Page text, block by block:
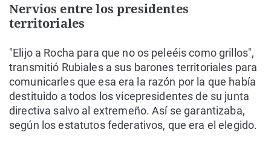
Nervios entre los presidentes
territoriales
"Elijo a Rocha para que no os peleéis como grillos",
transmitió Rubiales a sus barones territoriales para
comunicarles que esa era la razón por la que había
destituido a todos los vicepresidentes de su junta
directiva salvo al extremeño. Así se garantizaba,
según los estatutos federativos, que era el elegido.